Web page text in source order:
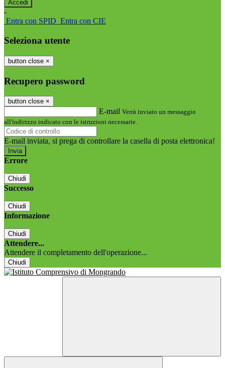
-
Entra con SPID Entra con CIE
Seleziona utente
button close ×
Recupero password
button close ×
E-mail Verrà inviato un messaggio
all'indirizzo indicato con le istruzioni necessarie.
E-mail inviata, si prega di controllare la casella di posta elettronica!
Errore
Chiudi
Successo
Chiudi
Informazione
Chiudi
Attendere...
Attendere il completamento dell'operazione...
Chiudi